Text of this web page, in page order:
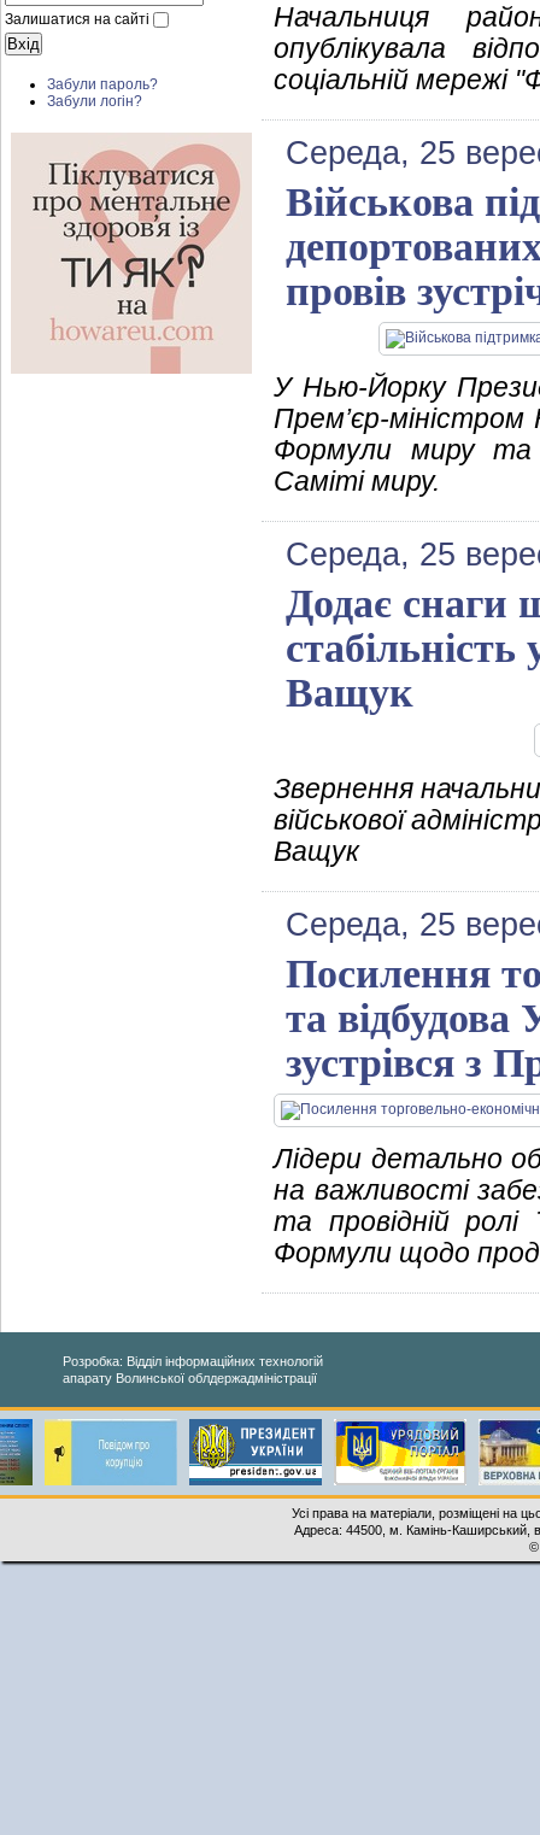
Залишатися на сайті
Забули пароль?
Забули логін?
Начальниця
опублікувала
соціальній мережі
Середа, 25
Військова
провів
У Нью-Йорку
Прем’єр-
Формули миру та
Саміті миру.
Середа, 25
Додає снаги
Ващук
Звернення
військової
Ващук
Середа, 25
Посилення
та
зустрівся з
Лідери детально
на важливості
та провідній ролі
Формули щодо
Розробка: Відділ інформаційних технологій
апарату Волинської облдержадміністрації
Усі права на матеріали, розміщені на
Адреса: 44500, м. Камінь-Каширський,
©